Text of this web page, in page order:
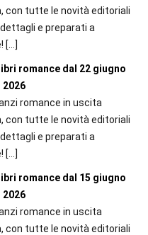
con tutte le novità editoriali
e preparati a
[…]
romance dal 22 giugno
2026
romance in uscita
con tutte le novità editoriali
e preparati a
[…]
romance dal 15 giugno
2026
romance in uscita
con tutte le novità editoriali